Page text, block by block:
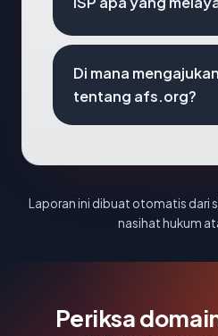
Di mana
tentang afs.org?
Laporan ini dibuat otomatis dari
nasihat hukum
Periksa